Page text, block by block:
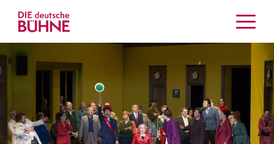
Kritiken
Schauspiel
Tanz
Crossover